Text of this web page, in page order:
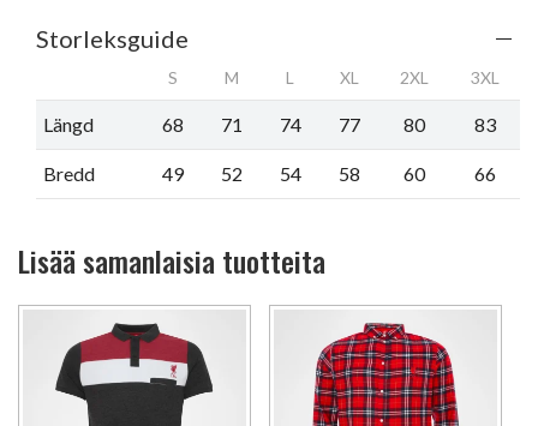
Storleksguide
S M L XL 2XL 3XL
Längd 68 71 74 77 80 83
Bredd 49 52 54 58 60 66
Lisää samanlaisia tuotteita